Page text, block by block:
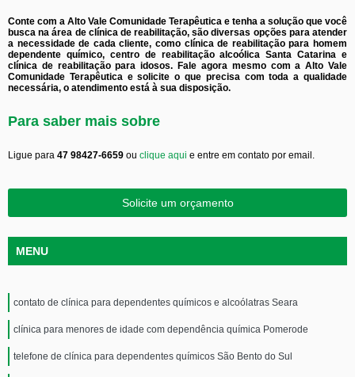
Conte com a Alto Vale Comunidade Terapêutica e tenha a solução que você
busca na área de clínica de reabilitação, são diversas opções para atender
a necessidade de cada cliente, como clínica de reabilitação para homem
dependente químico, centro de reabilitação alcoólica Santa Catarina e
clínica de reabilitação para idosos. Fale agora mesmo com a Alto Vale
Comunidade Terapêutica e solicite o que precisa com toda a qualidade
necessária, o atendimento está à sua disposição.
Para saber mais sobre
Ligue para 47 98427-6659 ou clique aqui e entre em contato por email.
Solicite um orçamento
MENU
contato de clínica para dependentes químicos e alcoólatras Seara
clínica para menores de idade com dependência química Pomerode
telefone de clínica para dependentes químicos São Bento do Sul